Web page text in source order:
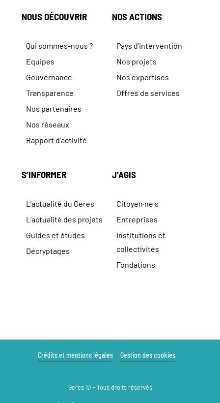
NOUS DÉCOUVRIR
Qui sommes-nous ?
Equipes
Gouvernance
Transparence
Nos partenaires
Nos réseaux
Rapport d’activité
NOS ACTIONS
Pays d’intervention
Nos projets
Nos expertises
Offres de services
S’INFORMER
L’actualité du Geres
L’actualité des projets
Guides et études
Décryptages
J’AGIS
Citoyen·ne·s
Entreprises
Institutions et
collectivités
Fondations
Crédits et mentions légales Gestion des cookies
Geres © - Tous droits réservés